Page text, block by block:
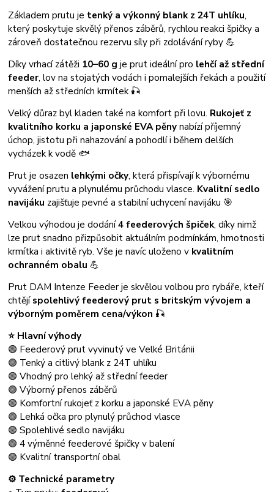
Základem prutu je tenký a výkonný blank z 24T uhlíku,
který poskytuje skvělý přenos záběrů, rychlou reakci špičky a
zároveň dostatečnou rezervu síly při zdolávání ryby 💪
Díky vrhací zátěži 10–60 g je prut ideální pro lehčí až střední
feeder, lov na stojatých vodách i pomalejších řekách a použití
menších až středních krmítek 🎣
Velký důraz byl kladen také na komfort při lovu. Rukojeť z
kvalitního korku a japonské EVA pěnynabízí příjemný
úchop, jistotu při nahazování a pohodlí i během delších
vycházek k vodě 🐟
Prut je osazen lehkými očky, která přispívají k výbornému
vyvážení prutu a plynulému průchodu vlasce. Kvalitní sedlo
navijáku zajišťuje pevné a stabilní uchycení navijáku 🎯
Velkou výhodou je dodání4 feederových špiček, díky nimž
lze prut snadno přizpůsobit aktuálním podmínkám, hmotnosti
krmítka i aktivitě ryb. Vše je navíc uloženo v kvalitním
ochranném obalu 💪
Prut DAM Intenze Feeder je skvělou volbou pro rybáře, kteří
chtějíspolehlivý feederový prut s britským vývojem a
výborným poměrem cena/výkon 🎣
⭐ Hlavní výhody
🟢 Feederový prut vyvinutý ve Velké Británii
🟢 Tenký a citlivý blank z 24T uhlíku
🟢 Vhodný pro lehký až střední feeder
🟢 Výborný přenos záběrů
🟢 Komfortní rukojeť z korku a japonské EVA pěny
🟢 Lehká očka pro plynulý průchod vlasce
🟢 Spolehlivé sedlo navijáku
🟢 4 výměnné feederové špičky v balení
🟢 Kvalitní transportní obal
⚙️ Technické parametry